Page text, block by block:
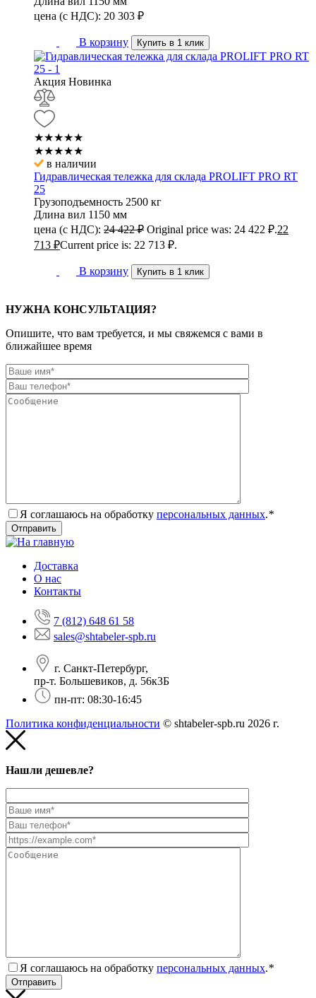
цена (с НДС): 20 303 ₽
В корзину Купить в 1 клик
Акция Новинка
★★★★★
★★★★★
в наличии
Гидравлическая тележка для склада PROLIFT PRO RT
25
Грузоподъемность 2500 кг
Длина вил 1150 мм
цена (с НДС): 24 422₽ Original price was: 24 422 ₽.22
713 ₽Current price is: 22 713 ₽.
В корзину Купить в 1 клик
НУЖНА КОНСУЛЬТАЦИЯ?
Опишите, что вам требуется, и мы свяжемся с вами в
ближайшее время
Я соглашаюсь на обработку персональных данных.*
Доставка
О нас
Контакты
7 (812) 648 61 58
sales@shtabeler-spb.ru
г. Санкт-Петербург,
пр-т. Большевиков, д. 56к3Б
пн-пт: 08:30-16:45
Политика конфиденциальности © shtabeler-spb.ru 2026 г.
Нашли дешевле?
Я соглашаюсь на обработку персональных данных.*